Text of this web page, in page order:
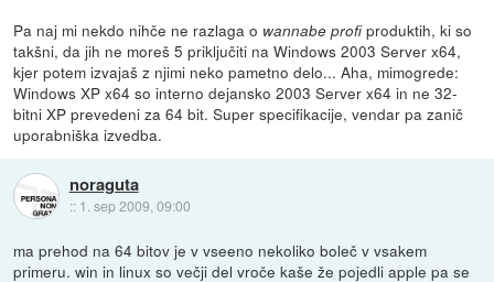
Pa naj mi nekdo nihče ne razlaga o wannabe profiproduktih, ki so
takšni, da jih ne moreš 5 priključiti na Windows 2003 Server x64,
kjer potem izvajaš z njimi neko pametno delo... Aha, mimogrede:
Windows XP x64 so interno dejansko 2003 Server x64 in ne 32-
bitni XP prevedeni za 64 bit. Super specifikacije, vendar pa zanič
uporabniška izvedba.
noraguta
:: 1. sep 2009, 09:00
ma prehod na 64 bitov je v vseeno nekoliko boleč v vsakem
primeru. win in linux so večji del vroče kaše že pojedli apple pa se